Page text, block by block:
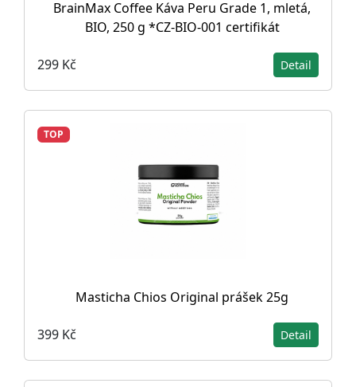
BrainMax Coffee Káva Peru Grade 1, mletá,
BIO, 250 g *CZ-BIO-001 certifikát
299 Kč Detail
TOP
Masticha Chios Original prášek 25g
399 Kč Detail